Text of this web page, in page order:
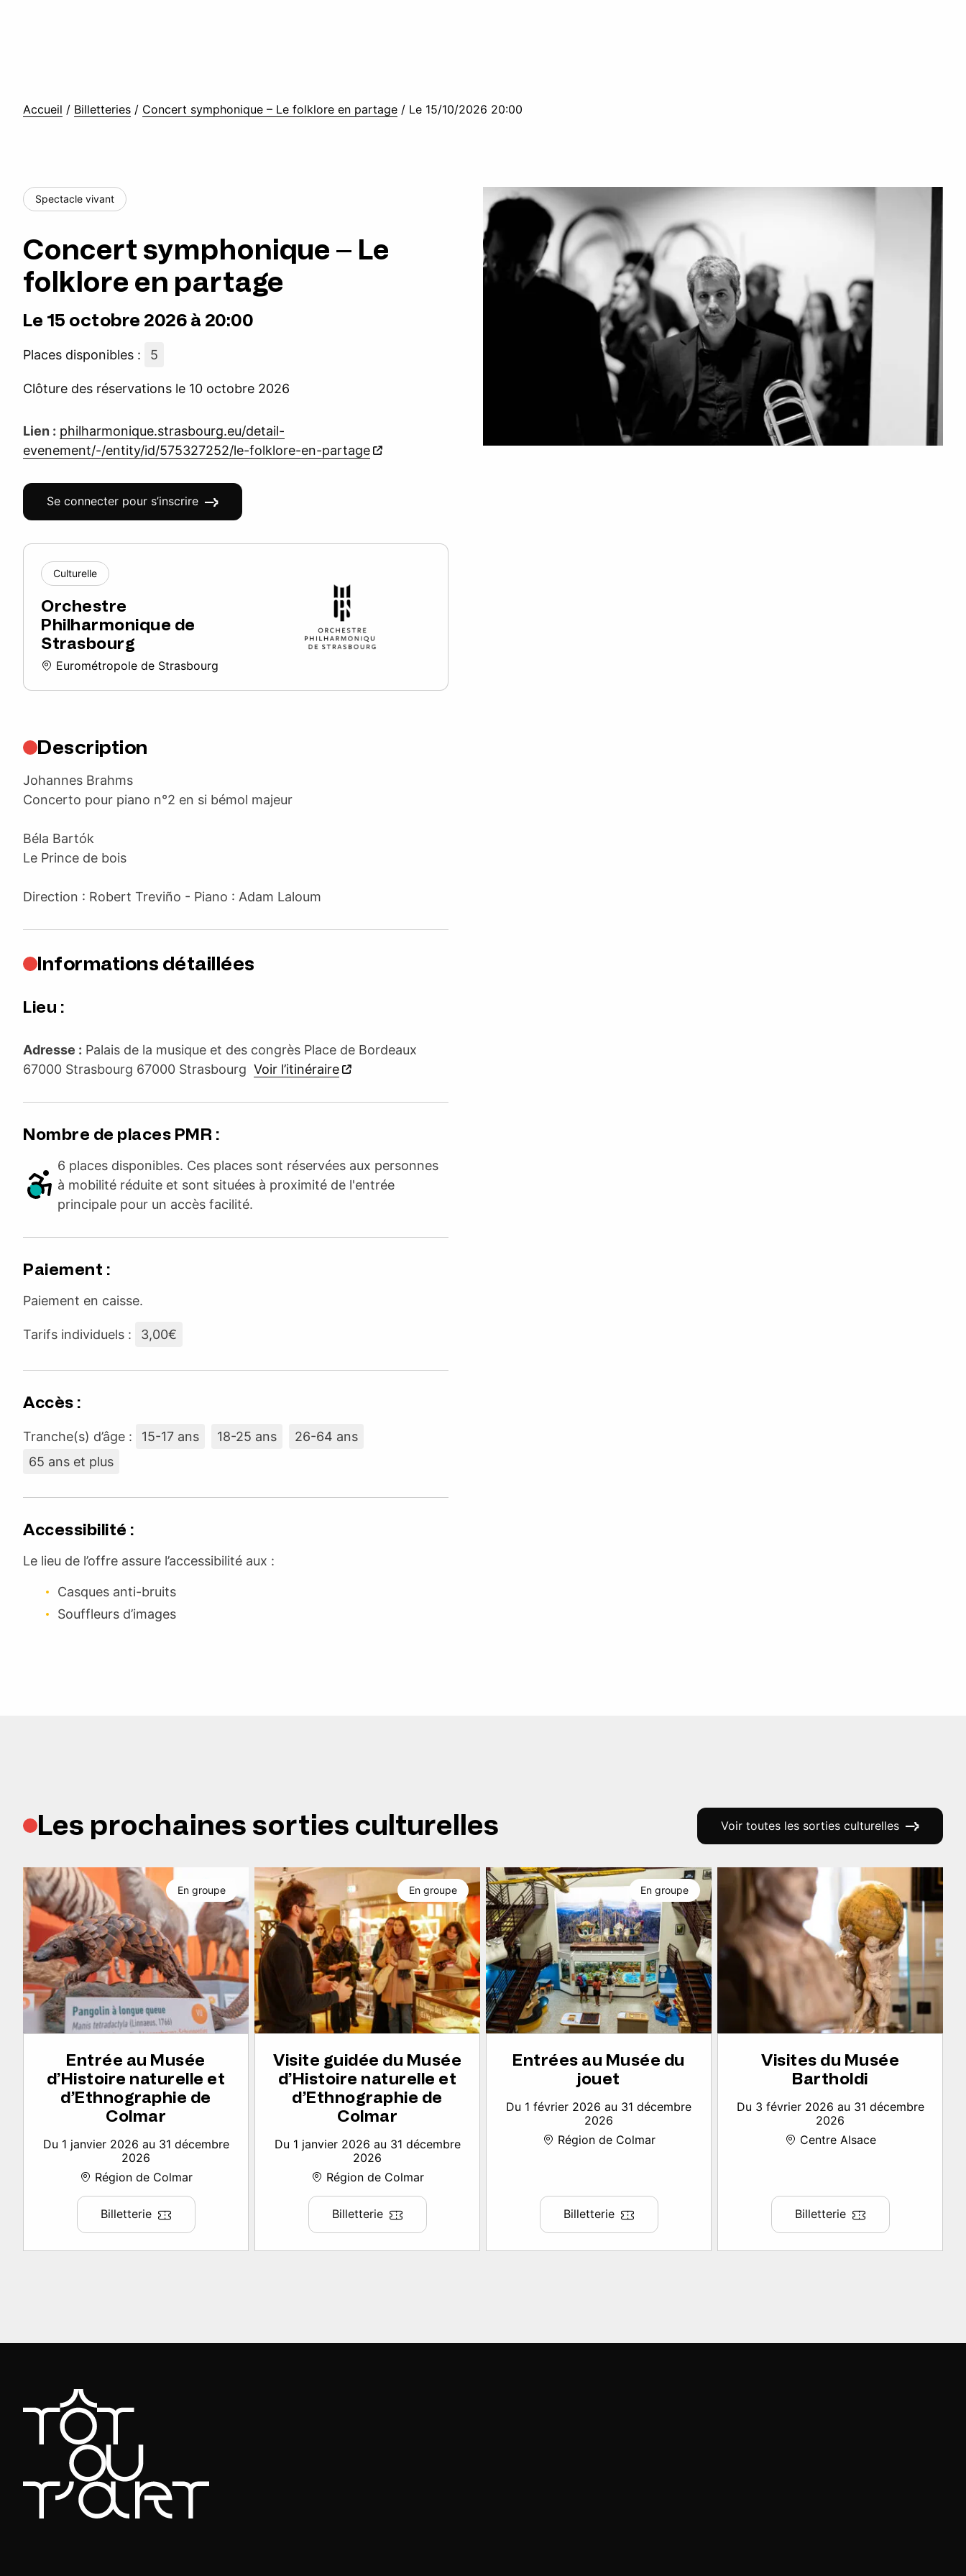
Accueil / Billetteries / Concert symphonique – Le folklore en partage / Le 15/10/2026 20:00
Spectacle vivant
Concert symphonique – Le
folklore en partage
Le 15 octobre 2026 à 20:00
Places disponibles : 5
Clôture des réservations le 10 octobre 2026
Lien : philharmonique.strasbourg.eu/detail-
evenement/-/entity/id/575327252/le-folklore-en-partage
Se connecter pour s’inscrire
Culturelle
Orchestre
Philharmonique de
Strasbourg
Eurométropole de Strasbourg
Description
Johannes Brahms
Concerto pour piano n°2 en si bémol majeur
Béla Bartók
Le Prince de bois
Direction : Robert Treviño - Piano : Adam Laloum
Informations détaillées
Lieu :
Adresse : Palais de la musique et des congrès Place de Bordeaux
67000 Strasbourg 67000 Strasbourg Voir l’itinéraire
Nombre de places PMR :
6 places disponibles. Ces places sont réservées aux personnes
à mobilité réduite et sont situées à proximité de l'entrée
principale pour un accès facilité.
Paiement :
Paiement en caisse.
Tarifs individuels : 3,00€
Accès :
Tranche(s) d’âge : 15-17 ans 18-25 ans
26-64 ans
65 ans et plus
Accessibilité :
Le lieu de l’offre assure l’accessibilité aux :
Casques anti-bruits
Souffleurs d’images
Les prochaines sorties culturelles Voir toutes les sorties culturelles
Entrée au Musée
d’Histoire naturelle et
d’Ethnographie de
Colmar
Du 1 janvier 2026 au 31 décembre
2026
Région de Colmar
Billetterie
En groupe
Visite guidée du Musée
d’Histoire naturelle et
d’Ethnographie de
Colmar
Du 1 janvier 2026 au 31 décembre
2026
Région de Colmar
Billetterie
En groupe
Entrées au Musée du
jouet
Du 1 février 2026 au 31 décembre
2026
Région de Colmar
Billetterie
En groupe
Visites du Musée
Bartholdi
Du 3 février 2026 au 31 décembre
2026
Centre Alsace
Billetterie